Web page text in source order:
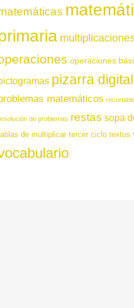
operaciones
pizarra digital
matemáticos
de problemas restas sopa
de multiplicar tercer ciclo textos